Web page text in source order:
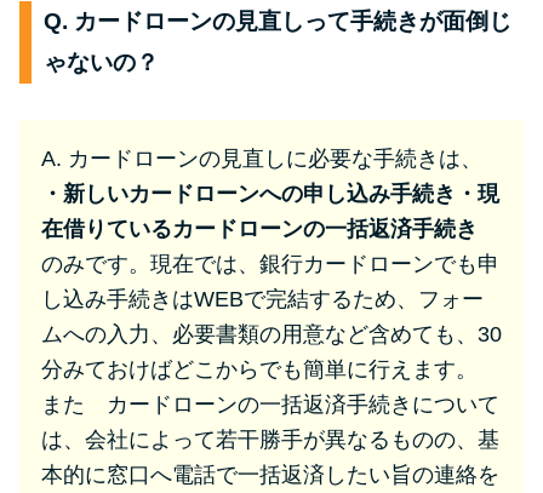
Q. カードローンの見直しって手続きが面倒じ
ゃないの？
A. カードローンの見直しに必要な手続きは、
・新しいカードローンへの申し込み手続き ・現
在借りているカードローンの一括返済手続き
のみです。現在では、銀行カードローンでも申
し込み手続きはWEBで完結するため、フォー
ムへの入力、必要書類の用意など含めても、30
分みておけばどこからでも簡単に行えます。
また カードローンの一括返済手続きについて
は、会社によって若干勝手が異なるものの、基
本的に窓口へ電話で一括返済したい旨の連絡を